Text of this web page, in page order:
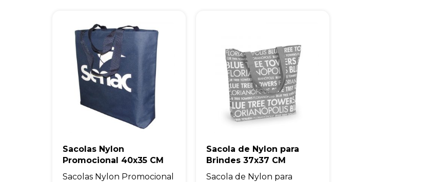
Sacolas Nylon
Promocional 40x35 CM
Sacolas Nylon Promocional
Sacola de Nylon para
Brindes 37x37 CM
Sacola de Nylon para
marketing. Você pode alterar suas preferências a qualquer
momento.